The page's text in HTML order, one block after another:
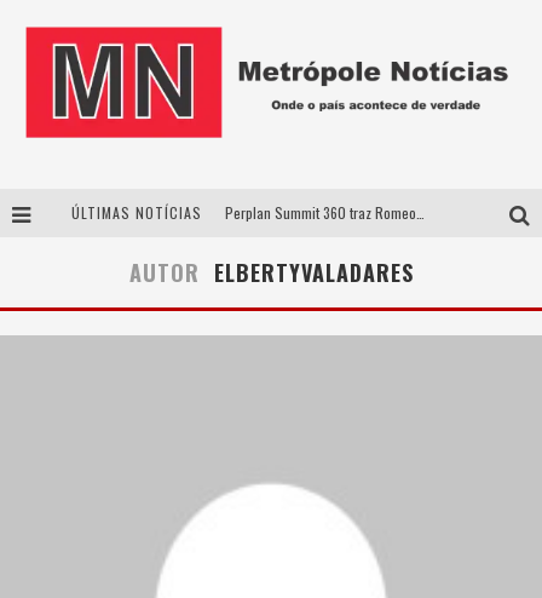
ÚLTIMAS NOTÍCIAS
Uberlândia recebe estreia nacional de espetáculo inspirado em episódio marcante da vida de Friedrich Nietzsche
AUTOR ELBERTYVALADARES